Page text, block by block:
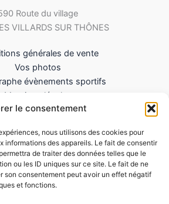
le consentement
nous utilisons des cookies pour
informations des appareils. Le fait de consentir
de traiter des données telles que le
ou les ID uniques sur ce site. Le fait de ne
son consentement peut avoir un effet négatif
et fonctions.
Route du village
VILLARDS SUR THÔNES
générales de vente
Vos photos
évènements sportifs
Mentions légales
Téléchargements
de cookies (UE)